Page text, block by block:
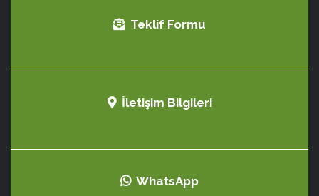
Teklif Formu
İletişim Bilgileri
WhatsApp